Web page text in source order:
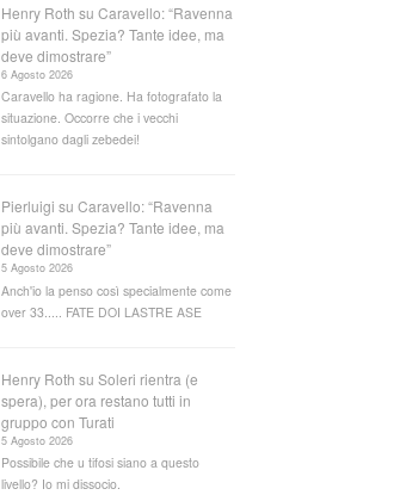
Henry Roth suCaravello: “Ravenna
più avanti. Spezia? Tante idee, ma
deve dimostrare”
6 Agosto 2026
Caravello ha ragione. Ha fotografato la
situazione. Occorre che i vecchi
sintolgano dagli zebedei!
Pierluigi suCaravello: “Ravenna
più avanti. Spezia? Tante idee, ma
deve dimostrare”
5 Agosto 2026
Anch'io la penso così specialmente come
over 33..... FATE DOI LASTRE ASE
Henry Roth suSoleri rientra (e
spera), per ora restano tutti in
gruppo con Turati
5 Agosto 2026
Possibile che u tifosi siano a questo
livello? Io mi dissocio.